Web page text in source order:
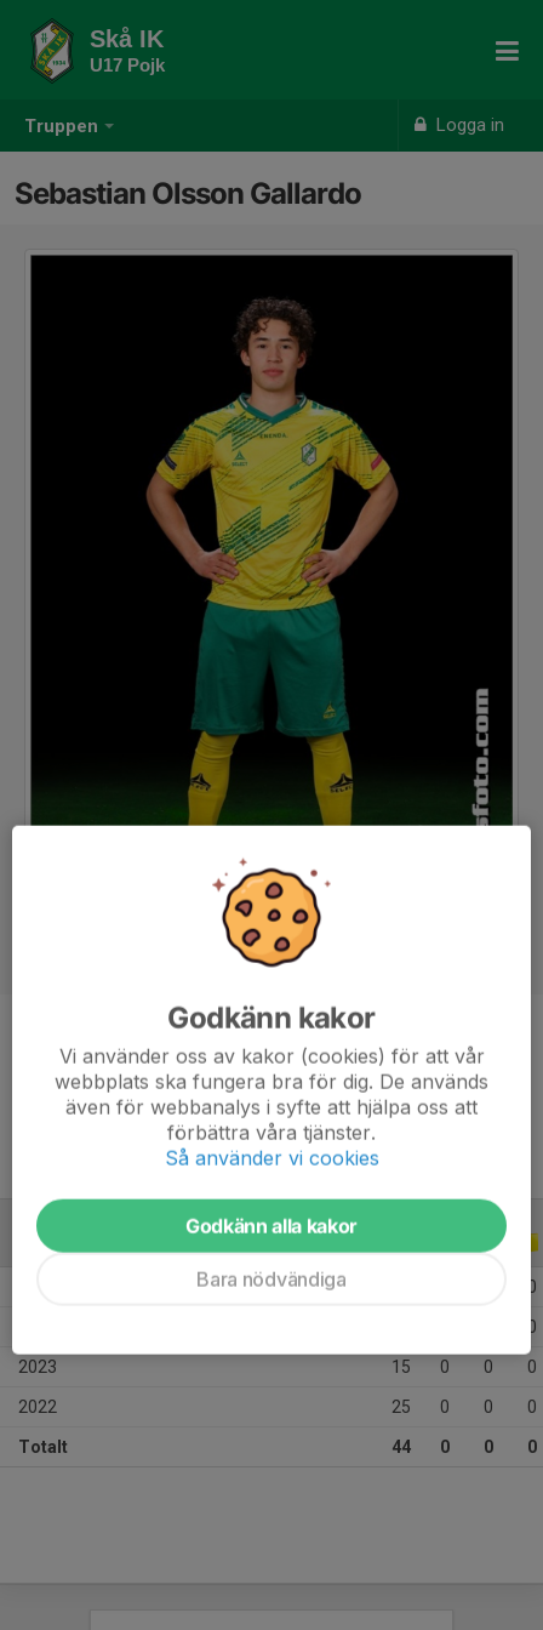
Truppen Logga in
Skå IK
U17 Pojk
Sebastian Olsson Gallardo
Position
Ålder
17 år
ALLA SERIER
0
0
2023 15 0 0 0
2022 25 0 0 0
Totalt 44 0 0 0
Godkänn kakor
Vi använder oss av kakor (cookies) för att vår
webbplats ska fungera bra för dig. De används
även för webbanalys i syfte att hjälpa oss att
förbättra våra tjänster.
Så använder vi cookies
Godkänn alla kakor
Bara nödvändiga